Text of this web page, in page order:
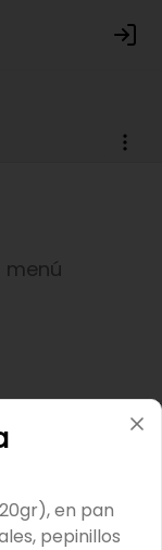
Login
menú
en pan
pepinillos